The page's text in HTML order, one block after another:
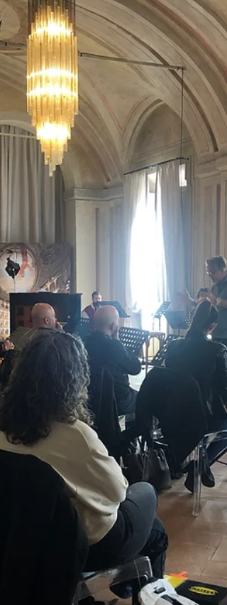
Lors de son premier lundi de repos, le narrateur quitte
le tumulte du théâtre pour marcher dans une Pavia
encore endormie. Au marché, dans la lumière des
visages populaires, il reconnaît l’inspiration
caravagesque de Picchio, le Don Quichotte vieilli de
la mise en scène. Entre simplicité, humanité et beauté
du quotidien, cette déambulation lui révèle que la
création puise sa force dans le peuple, la fragilité et
lumière intérieure des êtres.